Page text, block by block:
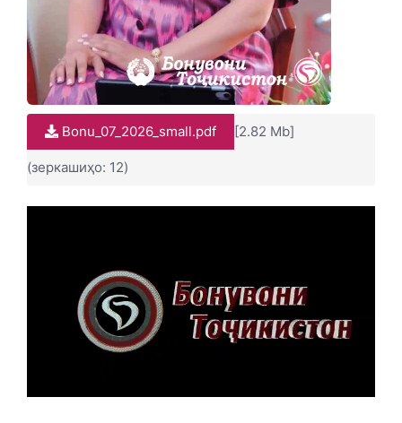
Bonu_07_2026_small.pdf [2.82 Mb]
(зеркашиҳо: 12)